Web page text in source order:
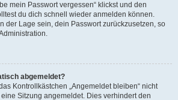
mein Passwort vergessen“ klickst und den
du dich schnell wieder anmelden können.
der Lage sein, dein Passwort zurückzusetzen, so
abgemeldet?
Kontrollkästchen „Angemeldet bleiben“ nicht
Sitzung angemeldet. Dies verhindert den